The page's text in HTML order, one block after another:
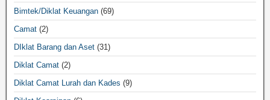
Bimtek/Diklat Keuangan (69)
Camat (2)
DIklat Barang dan Aset (31)
Diklat Camat (2)
Diklat Camat Lurah dan Kades (9)